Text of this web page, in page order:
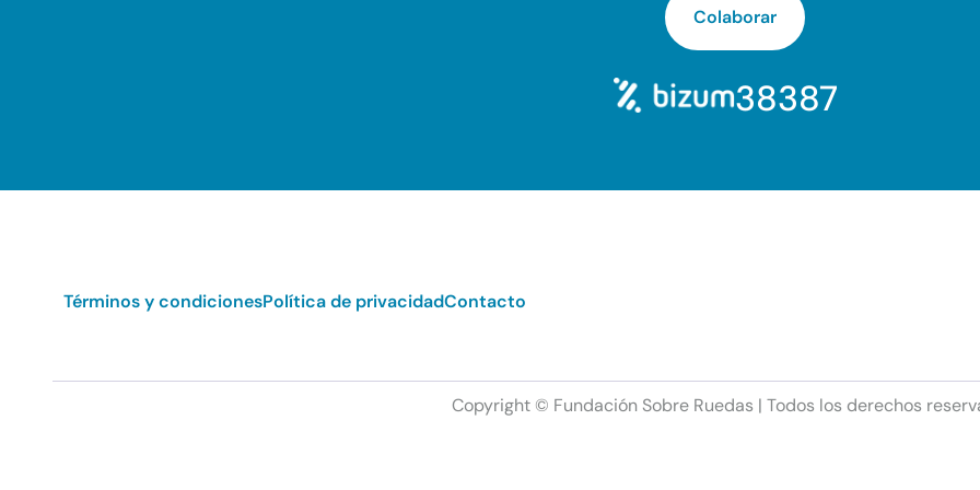
Colaborar
38387
Términos y condicionesPolítica de privacidadContacto
Copyright © Fundación Sobre Ruedas | Todos los derechos